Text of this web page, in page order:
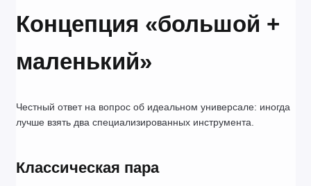
Концепция «большой +
маленький»
Честный ответ на вопрос об идеальном универсале: иногда
лучше взять два специализированных инструмента.
Классическая пара